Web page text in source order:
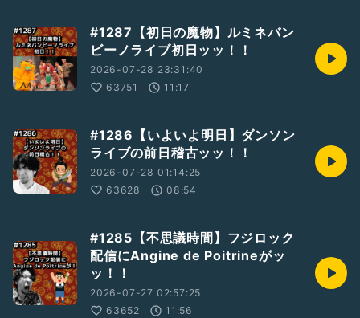
#1287【初日の魔物】ルミネバン
ビーノライブ初日ッッ！！
2026-07-28 23:31:40
63751
11:17
#1286【いよいよ明日】ダンソン
ライブの前日稽古ッッ！！
2026-07-28 01:14:25
63628
08:54
#1285【不思議時間】フジロック
配信にAngine de Poitrineがッ
ッ！！
2026-07-27 02:57:25
63652
11:56